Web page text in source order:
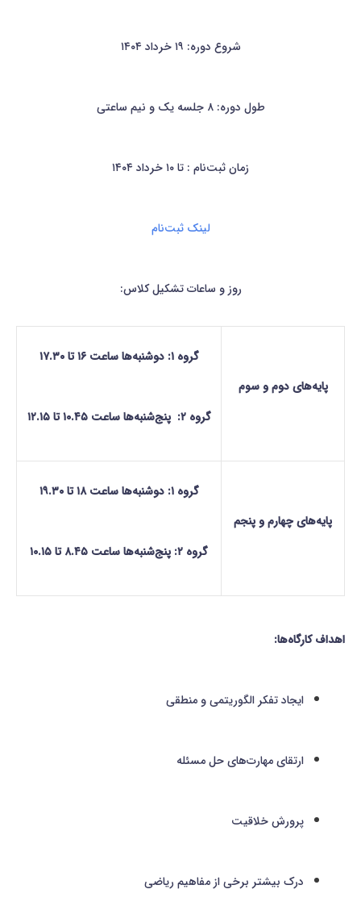
شروع دوره: ۱۹ خرداد ۱۴۰۴
طول دوره: ۸ جلسه یک و نیم ساعتی
زمان ثبت‌نام : تا ۱۰ خرداد ۱۴۰۴
لینک ثبت‌نام
روز و ساعات تشکیل کلاس:
پایه‌های دوم و سوم
گروه ۱: دو ‌شنبه‌ها ساعت ۱۶ تا ۱۷.۳۰
گروه ۲: پنج‌شنبه‌ها ساعت ۱۰.۴۵ تا ۱۲.۱۵
پایه‌های چهارم و پنجم
گروه ۱: دو شنبه‌ها ساعت ۱۸ تا ۱۹.۳۰
گروه ۲: پنج‌ شنبه‌ها ساعت ۸.۴۵ تا ۱۰.۱۵
اهداف کارگاه‌ها:
ایجاد تفکر الگوریتمی و منطقی
ارتقای مهارت‌هاي حل مسئله
پرورش خلاقیت
درک بیشتر برخی از مفاهیم ریاضی